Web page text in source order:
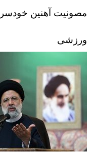
مصونیت آهنین
ورزشی